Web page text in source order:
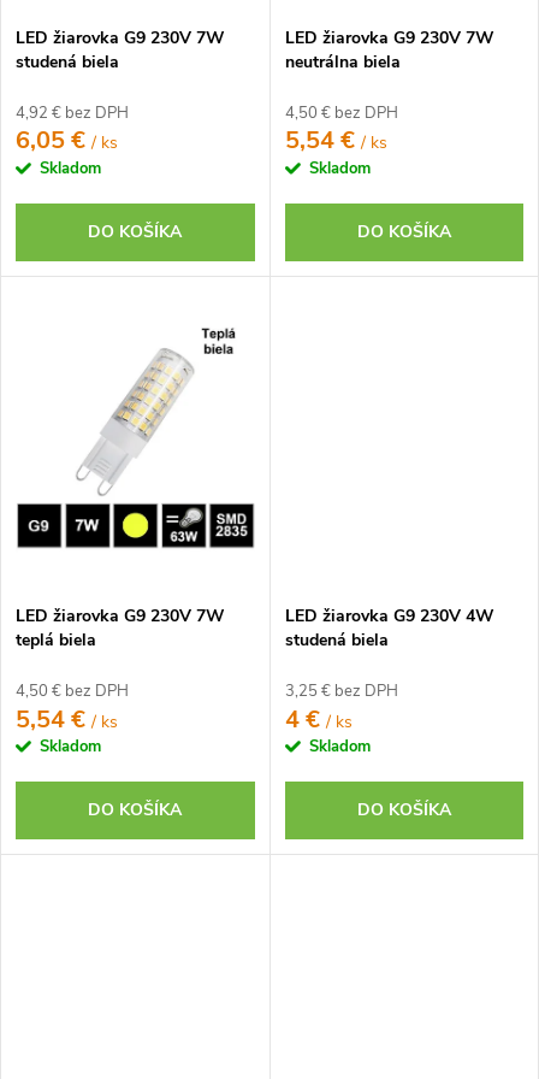
k
t
o
v
k
o
v
LED žiarovka G9 230V 7W
studená biela
4,92 € bez DPH
6,05 €/ ks
Skladom
DO KOŠÍKA
LED žiarovka G9 230V 7W
neutrálna biela
4,50 € bez DPH
5,54 €/ ks
Skladom
DO KOŠÍKA
LED žiarovka G9 230V 7W
teplá biela
4,50 € bez DPH
5,54 €/ ks
Skladom
DO KOŠÍKA
LED žiarovka G9 230V 4W
studená biela
3,25 € bez DPH
4 €/ ks
Skladom
DO KOŠÍKA